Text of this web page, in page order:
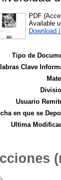
PDF
Available
Download
Tipo de
Clave
Usuario
en que se
Ultima